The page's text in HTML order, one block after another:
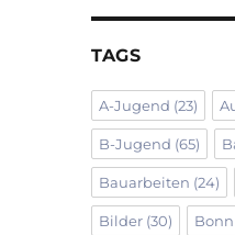
TAGS
A-Jugend (23)
B-Jugend (65)
Bauarbeiten (24)
Bilder(30) Bonn